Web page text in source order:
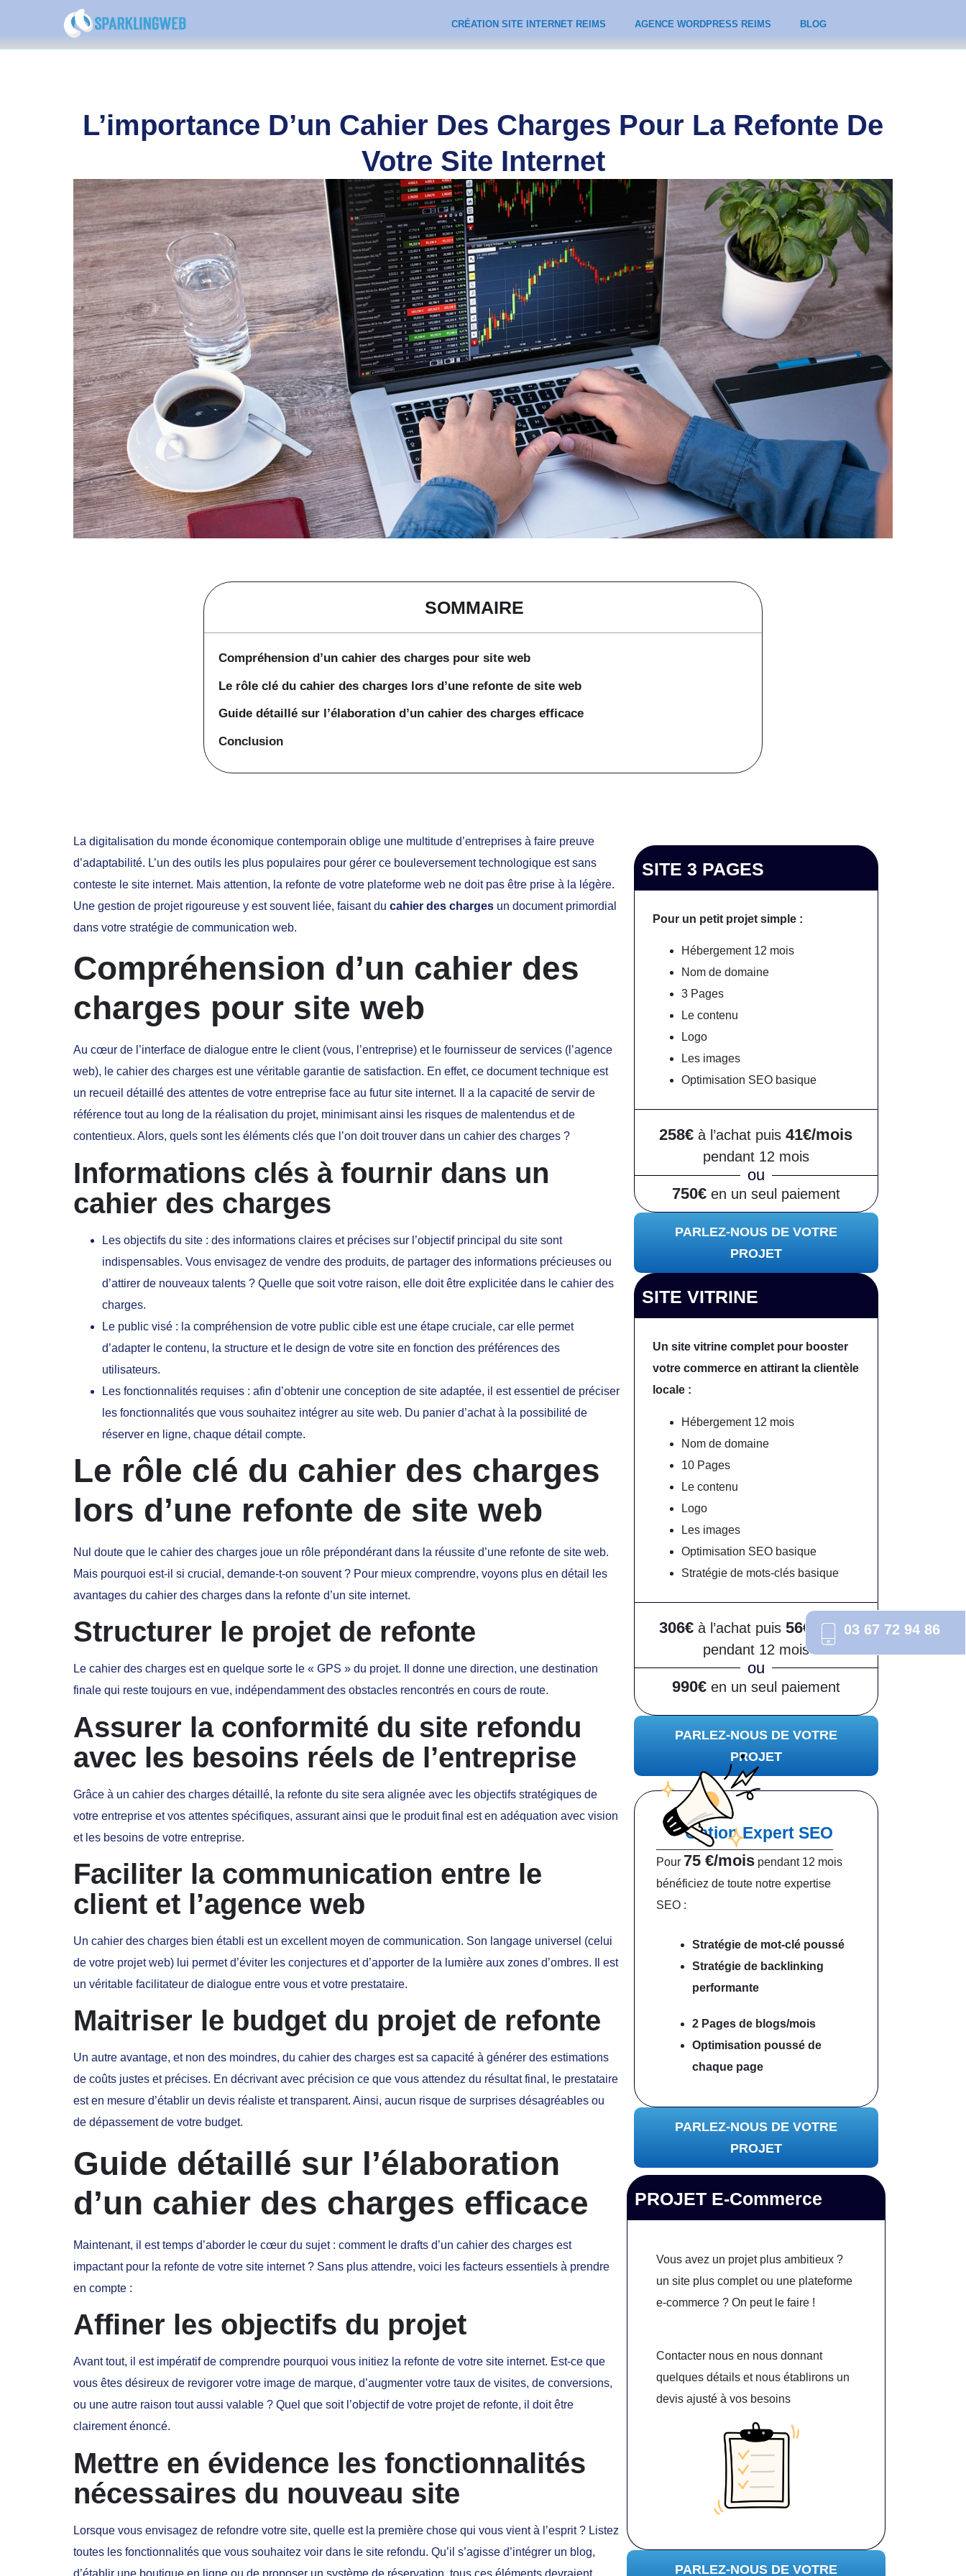
CRÉATION SITE INTERNET REIMS AGENCE WORDPRESS REIMS BLOG
L’importance D’un Cahier Des Charges Pour La Refonte De
Votre Site Internet
SOMMAIRE
Compréhension d’un cahier des charges pour site web
Le rôle clé du cahier des charges lors d’une refonte de site web
Guide détaillé sur l’élaboration d’un cahier des charges efficace
Conclusion
La digitalisation du monde économique contemporain oblige une multitude d’entreprises à faire preuve
d’adaptabilité. L’un des outils les plus populaires pour gérer ce bouleversement technologique est sans
conteste le site internet. Mais attention, la refonte de votre plateforme web ne doit pas être prise à la légère.
Une gestion de projet rigoureuse y est souvent liée, faisant du cahier des charges un document primordial
dans votre stratégie de communication web.
Compréhension d’un cahier des
charges pour site web
Au cœur de l’interface de dialogue entre le client (vous, l’entreprise) et le fournisseur de services (l’agence
web), le cahier des charges est une véritable garantie de satisfaction. En effet, ce document technique est
un recueil détaillé des attentes de votre entreprise face au futur site internet. Il a la capacité de servir de
référence tout au long de la réalisation du projet, minimisant ainsi les risques de malentendus et de
contentieux. Alors, quels sont les éléments clés que l’on doit trouver dans un cahier des charges ?
Informations clés à fournir dans un
cahier des charges
Les objectifs du site : des informations claires et précises sur l’objectif principal du site sont
indispensables. Vous envisagez de vendre des produits, de partager des informations précieuses ou
d’attirer de nouveaux talents ? Quelle que soit votre raison, elle doit être explicitée dans le cahier des
charges.
Le public visé : la compréhension de votre public cible est une étape cruciale, car elle permet
d’adapter le contenu, la structure et le design de votre site en fonction des préférences des
utilisateurs.
Les fonctionnalités requises : afin d’obtenir une conception de site adaptée, il est essentiel de préciser
les fonctionnalités que vous souhaitez intégrer au site web. Du panier d’achat à la possibilité de
réserver en ligne, chaque détail compte.
Le rôle clé du cahier des charges
lors d’une refonte de site web
Nul doute que le cahier des charges joue un rôle prépondérant dans la réussite d’une refonte de site web.
Mais pourquoi est-il si crucial, demande-t-on souvent ? Pour mieux comprendre, voyons plus en détail les
avantages du cahier des charges dans la refonte d’un site internet.
Structurer le projet de refonte
Le cahier des charges est en quelque sorte le « GPS » du projet. Il donne une direction, une destination
finale qui reste toujours en vue, indépendamment des obstacles rencontrés en cours de route.
Assurer la conformité du site refondu
avec les besoins réels de l’entreprise
Grâce à un cahier des charges détaillé, la refonte du site sera alignée avec les objectifs stratégiques de
votre entreprise et vos attentes spécifiques, assurant ainsi que le produit final est en adéquation avec vision
et les besoins de votre entreprise.
Faciliter la communication entre le
client et l’agence web
Un cahier des charges bien établi est un excellent moyen de communication. Son langage universel (celui
de votre projet web) lui permet d’éviter les conjectures et d’apporter de la lumière aux zones d’ombres. Il est
un véritable facilitateur de dialogue entre vous et votre prestataire.
Maitriser le budget du projet de refonte
Un autre avantage, et non des moindres, du cahier des charges est sa capacité à générer des estimations
de coûts justes et précises. En décrivant avec précision ce que vous attendez du résultat final, le prestataire
est en mesure d’établir un devis réaliste et transparent. Ainsi, aucun risque de surprises désagréables ou
de dépassement de votre budget.
Guide détaillé sur l’élaboration
d’un cahier des charges efficace
Maintenant, il est temps d’aborder le cœur du sujet : comment le drafts d’un cahier des charges est
impactant pour la refonte de votre site internet ? Sans plus attendre, voici les facteurs essentiels à prendre
en compte :
Affiner les objectifs du projet
Avant tout, il est impératif de comprendre pourquoi vous initiez la refonte de votre site internet. Est-ce que
vous êtes désireux de revigorer votre image de marque, d’augmenter votre taux de visites, de conversions,
ou une autre raison tout aussi valable ? Quel que soit l’objectif de votre projet de refonte, il doit être
clairement énoncé.
Mettre en évidence les fonctionnalités
nécessaires du nouveau site
Lorsque vous envisagez de refondre votre site, quelle est la première chose qui vous vient à l’esprit ? Listez
toutes les fonctionnalités que vous souhaitez voir dans le site refondu. Qu’il s’agisse d’intégrer un blog,
d’établir une boutique en ligne ou de proposer un système de réservation, tous ces éléments devraient
SITE 3 PAGES
Pour un petit projet simple :
Hébergement 12 mois
Nom de domaine
3 Pages
Le contenu
Logo
Les images
Optimisation SEO basique
258€à l’achat puis41€/mois
pendant 12 mois
ou
750€en un seul paiement
PARLEZ-NOUS DE VOTRE
PROJET
SITE VITRINE
Un site vitrine complet pour booster
votre commerce en attirant la clientèle
locale :
Hébergement 12 mois
Nom de domaine
10 Pages
Le contenu
Logo
Les images
Optimisation SEO basique
Stratégie de mots-clés basique
306€à l’achat puis56€/mois
pendant 12 mois
ou
990€en un seul paiement
PARLEZ-NOUS DE VOTRE
PROJET
Option Expert SEO
Pour 75 €/moispendant 12 mois
bénéficiez de toute notre expertise
SEO :
Stratégie de mot-clé poussé
Stratégie de backlinking
performante
2 Pages de blogs/mois
Optimisation pousséde
chaque page
PARLEZ-NOUS DE VOTRE
PROJET
PROJET E-Commerce
Vous avez un projet plus ambitieux ?
un site plus complet ou une plateforme
e-commerce ? On peut le faire !
Contacter nous en nous donnant
quelques détails et nous établirons un
devis ajusté à vos besoins
PARLEZ-NOUS DE VOTRE
03 67 72 94 86